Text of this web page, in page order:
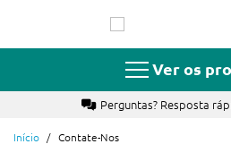
o
Ver os
Perguntas? Resposta
Início Contate-Nos